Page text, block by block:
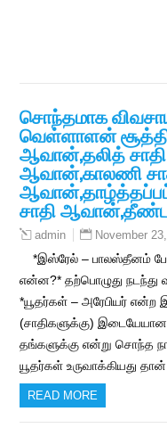
சொந்தமாக
வெள்ளாளன்
ஆவான்,தலித்
ஆவான்,காலணி
சாதி
admin November
*இஸ்ரேல் – பாலஸ்தீனம்
என்ன?* தற்பொழுது நடந்து
*யூதர்கள் – அரேபியர் என்ற
(சாதிகளுக்கு)
தங்களுக்கு என்று சொந்த
யூதர்கள் உருவாக்கியது
READ MORE